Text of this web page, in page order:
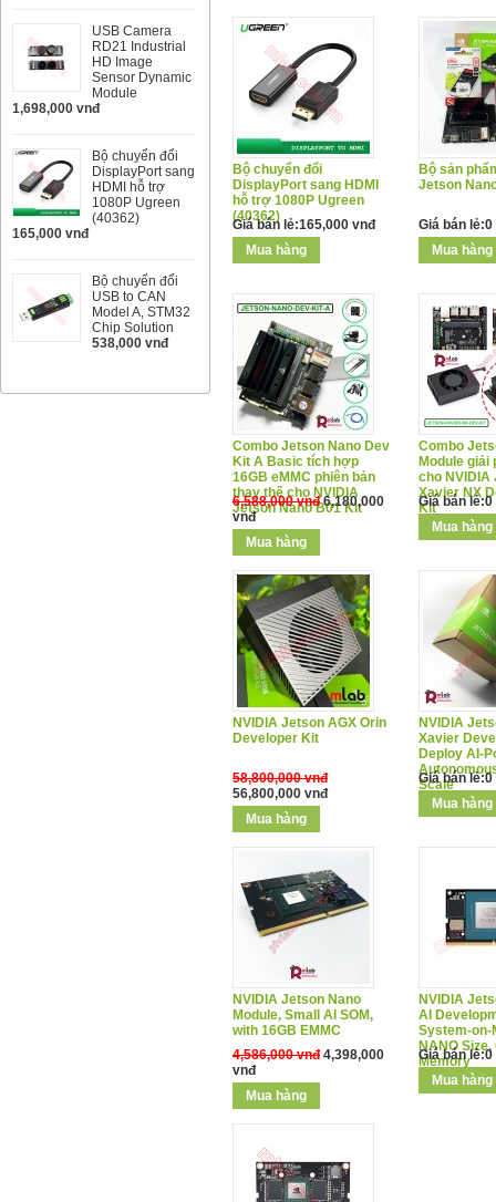
USB Camera
RD21 Industrial
HD Image
Sensor Dynamic
Module
1,698,000 vnđ
Bộ chuyển đổi
DisplayPort sang
HDMI hỗ trợ
1080P Ugreen
(40362)
165,000 vnđ
Bộ chuyển đổi
USB to CAN
Model A, STM32
Chip Solution
538,000 vnđ
Bộ chuyển đổi
DisplayPort sang HDMI
hỗ trợ 1080P Ugreen
(40362)
Giá bán lẻ:165,000 vnđ
Bộ sản
Jetson
Giá bán lẻ:0
Combo Jetson Nano Dev
Kit A Basic tích hợp
16GB eMMC phiên bản
thay thế cho NVIDIA
Jetson Nano B01 Kit
6,588,000 vnđ 6,180,000
vnđ
Combo
Module giải
cho NVIDIA
Xavier NX
Kit
Giá bán lẻ:0
NVIDIA Jetson AGX Orin
Developer Kit
58,800,000 vnđ
56,800,000 vnđ
NVIDIA
Xavier
Deploy AI-
Scale
Giá bán lẻ:0
NVIDIA Jetson Nano
Module, Small AI SOM,
with 16GB EMMC
4,586,000 vnđ 4,398,000
vnđ
NVIDIA
AI
System-on-
NANO
Memory
Giá bán lẻ:0